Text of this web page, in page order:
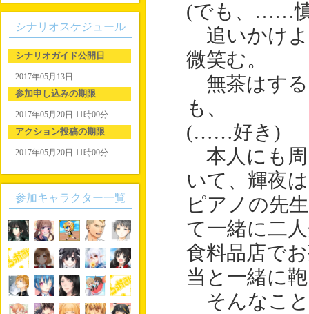
(でも、……
追いかけよ
微笑む。
無茶はする
も、
(……好き)
本人にも周
いて、輝夜
ピアノの先
て一緒に二
食料品店で
当と一緒に
そんなこと
シナリオスケジュール
シナリオガイド公開日
2017年05月13日
参加申し込みの期限
2017年05月20日 11時00分
アクション投稿の期限
2017年05月20日 11時00分
参加キャラクター一覧